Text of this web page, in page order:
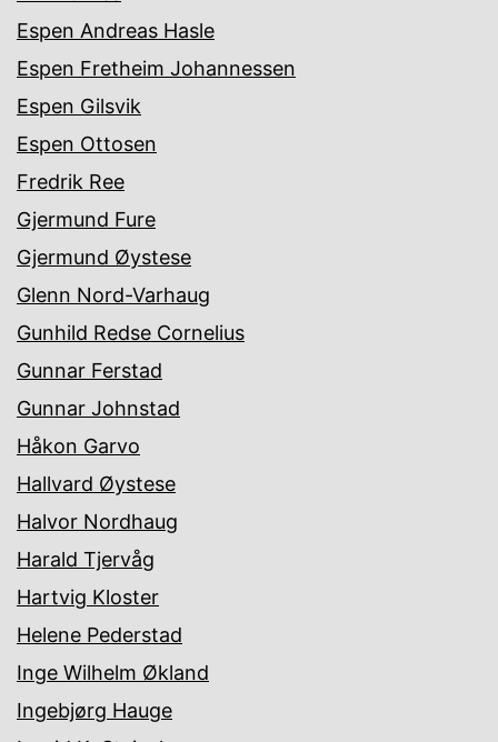
Espen Andreas Hasle
Espen Fretheim Johannessen
Espen Gilsvik
Espen Ottosen
Fredrik Ree
Gjermund Fure
Gjermund Øystese
Glenn Nord-Varhaug
Gunhild Redse Cornelius
Gunnar Ferstad
Gunnar Johnstad
Håkon Garvo
Hallvard Øystese
Halvor Nordhaug
Harald Tjervåg
Hartvig Kloster
Helene Pederstad
Inge Wilhelm Økland
Ingebjørg Hauge